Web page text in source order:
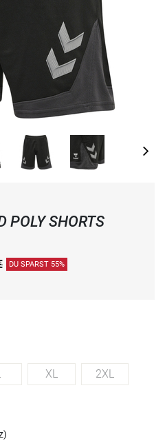
SHORTS
DU SPARST 55%
XL 2XL